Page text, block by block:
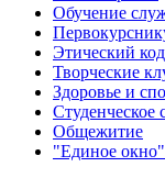
Обучение
Этический
Творческие
Здоровье и
Студенческое
Общежитие
"Единое